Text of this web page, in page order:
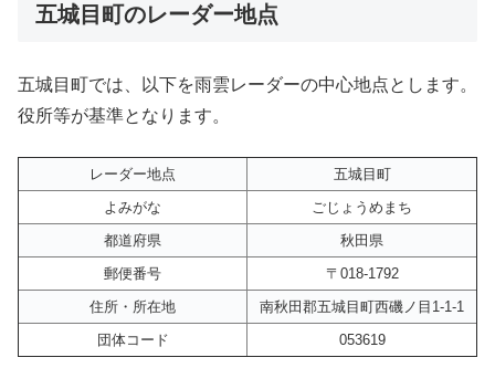
五城目町のレーダー地点
五城目町では、以下を雨雲レーダーの中心地点とします。
役所等が基準となります。
レーダー地点
五城目町
よみがな
ごじょうめまち
都道府県
秋田県
郵便番号
〒018-1792
住所・所在地
南秋田郡五城目町西磯ノ目1-1-1
団体コード
053619